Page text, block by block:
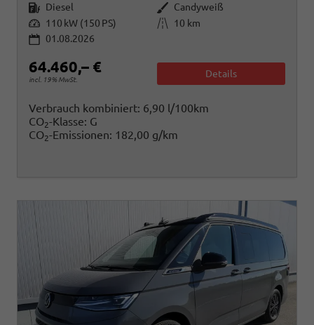
Kraftstoff Diesel Außenfarbe Candyweiß
Leistung 110 kW (150 PS) Kilometerstand
10 km
01.08.2026
64.460,– €
incl. 19% MwSt.
Details
Verbrauch kombiniert: 6,90 l/100km
CO2-Klasse: G
CO2-Emissionen: 182,00 g/km